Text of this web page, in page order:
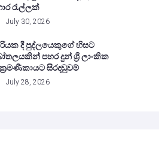
රැල්ලක්
July 30, 2026
දී පුද්ලයෙකුගේ හිසට
පහර දුන් ශ්‍රී ලාංකික
සිරදඬුවම්
July 28, 2026